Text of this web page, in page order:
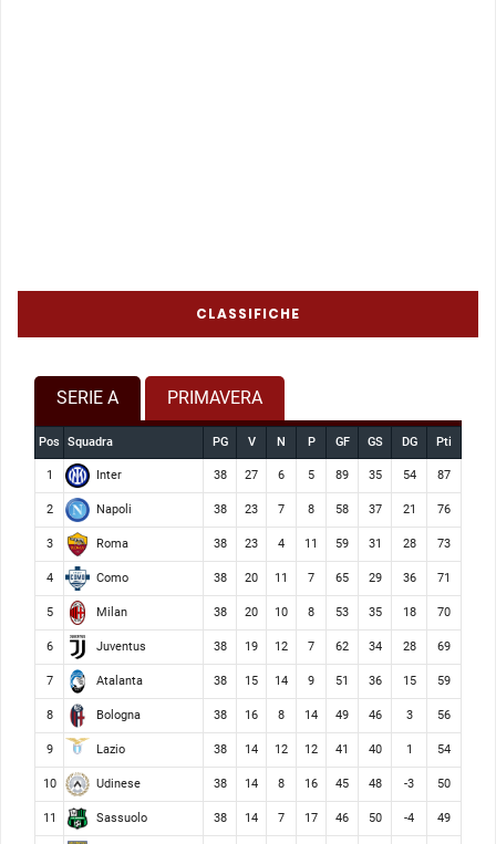
CLASSIFICHE
SERIE A PRIMAVERA
Pos Squadra PG V N P GF GS DG Pti
1 Inter 38 27 6 5 89 35 54 87
2 Napoli 38 23 7 8 58 37 21 76
3 Roma 38 23 4 11 59 31 28 73
4 Como 38 20 11 7 65 29 36 71
5 Milan 38 20 10 8 53 35 18 70
6 Juventus 38 19 12 7 62 34 28 69
7 Atalanta 38 15 14 9 51 36 15 59
8 Bologna 38 16 8 14 49 46 3 56
9 Lazio 38 14 12 12 41 40 1 54
10 Udinese 38 14 8 16 45 48 -3 50
11 Sassuolo 38 14 7 17 46 50 -4 49